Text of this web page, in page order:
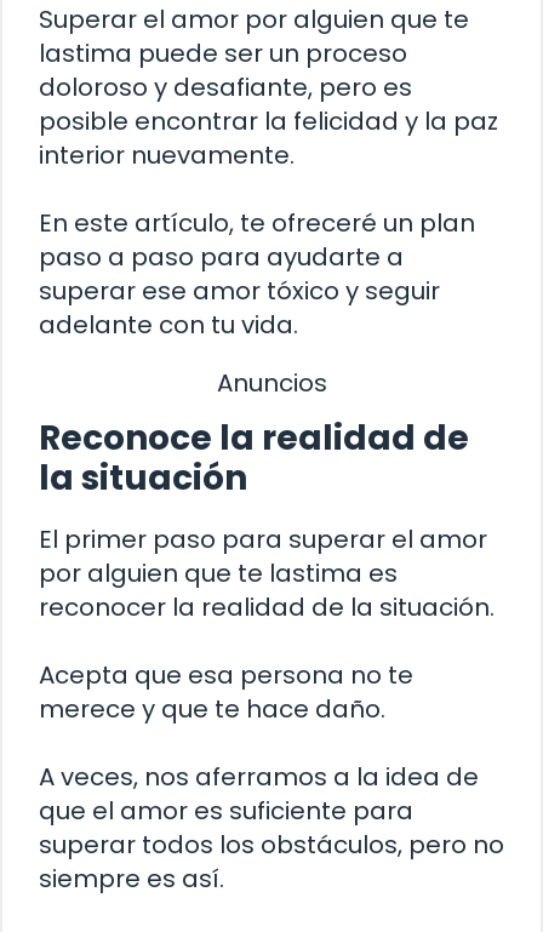
Superar el amor por alguien que te
lastima puede ser un proceso
doloroso y desafiante, pero es
posible encontrar la felicidad y la paz
interior nuevamente.
En este artículo, te ofreceré un plan
paso a paso para ayudarte a
superar ese amor tóxico y seguir
adelante con tu vida.
Anuncios
Reconoce la realidad de
la situación
El primer paso para superar el amor
por alguien que te lastima es
reconocer la realidad de la situación.
Acepta que esa persona no te
merece y que te hace daño.
A veces, nos aferramos a la idea de
que el amor es suficiente para
superar todos los obstáculos, pero no
siempre es así.